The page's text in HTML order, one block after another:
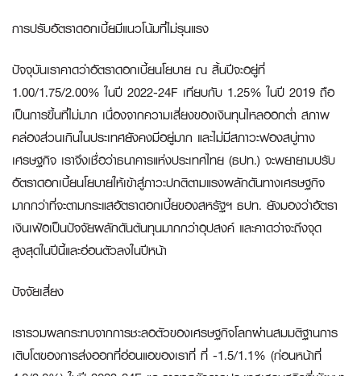
การปรับอัตราดอกเบี้ยมีแนวโน้มที่ไม่รุนแรง
ปัจจุบันเราคาดว่าอัตราดอกเบี้ยนโยบาย ณ สิ้นปีจะอยู่ที่
1.00/1.75/2.00% ในปี 2022-24F เทียบกับ 1.25% ในปี 2019 ถือ
เป็นการขึ้นที่ไม่มาก เนื่องจากความเสี่ยงของเงินทุนไหลออกต่ำ สภาพ
คล่องส่วนเกินในประเทศยังคงมีอยู่มาก และไม่มีสภาวะฟองสบู่ทาง
เศรษฐกิจ เราจึงเชื่อว่าธนาคารแห่งประเทศไทย (ธปท.) จะพยายามปรับ
อัตราดอกเบี้ยนโยบายให้เข้าสู่ภาวะปกติตามแรงผลักดันทางเศรษฐกิจ
มากกว่าที่จะตามกระแสอัตราดอกเบี้ยของสหรัฐฯ ธปท. ยังมองว่าอัตรา
เงินเฟ้อเป็นปัจจัยผลักดันต้นทุนมากกว่าอุปสงค์ และคาดว่าจะถึงจุด
สูงสุดในปีนี้และอ่อนตัวลงในปีหน้า
ปัจจัยเสี่ยง
เรารวมผลกระทบจากการชะลอตัวของเศรษฐกิจโลกผ่านสมมติฐานการ
เติบโตของการส่งออกที่อ่อนแอของเราที่ ที่ -1.5/1.1% (ก่อนหน้าที่